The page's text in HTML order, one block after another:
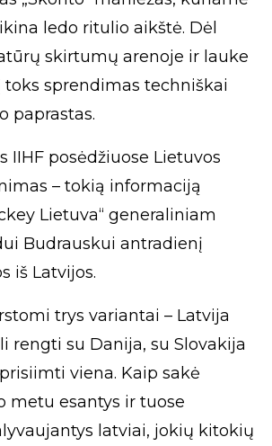
ledo ritulio aikštė. Dėl
skirtumų arenoje ir lauke
toks sprendimas techniškai
paprastas.
IIHF posėdžiuose Lietuvos
– tokią informaciją
Lietuva“ generaliniam
Budrauskui antradienį
iš Latvijos.
trys variantai – Latvija
rengti su Danija, su Slovakija
viena. Kaip sakė
metu esantys ir tuose
latviai, jokių kitokių